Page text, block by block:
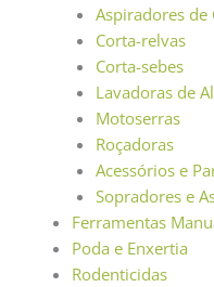
Aspiradores de
Corta-relvas
Corta-sebes
Lavadoras de
Motoserras
Roçadoras
Acessórios e
Sopradores e
Ferramentas
Poda e Enxertia
Rodenticidas